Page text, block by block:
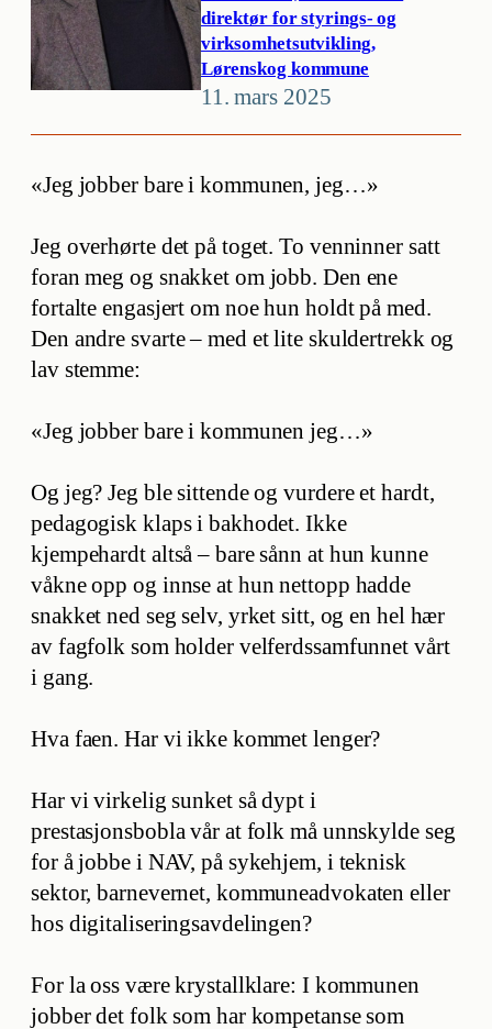
direktør for styrings- og
virksomhetsutvikling,
Lørenskog kommune
11. mars 2025
«Jeg jobber bare i kommunen, jeg…»
Jeg overhørte det på toget. To venninner satt
foran meg og snakket om jobb. Den ene
fortalte engasjert om noe hun holdt på med.
Den andre svarte – med et lite skuldertrekk og
lav stemme:
«Jeg jobber bare i kommunen jeg…»
Og jeg? Jeg ble sittende og vurdere et hardt,
pedagogisk klaps i bakhodet. Ikke
kjempehardt altså – bare sånn at hun kunne
våkne opp og innse at hun nettopp hadde
snakket ned seg selv, yrket sitt, og en hel hær
av fagfolk som holder velferdssamfunnet vårt
i gang.
Hva faen. Har vi ikke kommet lenger?
Har vi virkelig sunket så dypt i
prestasjonsbobla vår at folk må unnskylde seg
for å jobbe i NAV, på sykehjem, i teknisk
sektor, barnevernet, kommuneadvokaten eller
hos digitaliseringsavdelingen?
For la oss være krystallklare: I kommunen
jobber det folk som har kompetanse som